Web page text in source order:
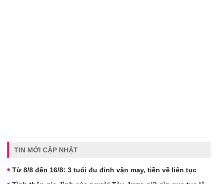
TIN MỚI CẬP NHẬT
Từ 8/8 đến 16/8: 3 tuổi đu đỉnh vận may, tiền về liên tục